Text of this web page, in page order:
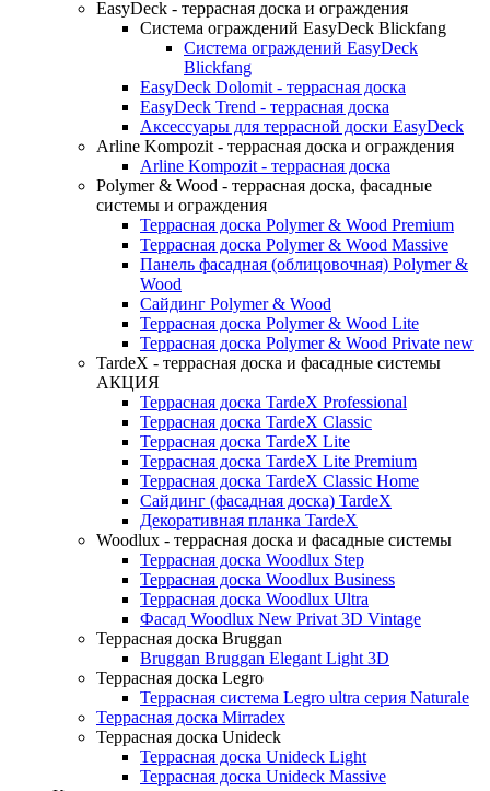
EasyDeck - террасная доска и ограждения
Система ограждений EasyDeck Blickfang
Система ограждений EasyDeck
Blickfang
EasyDeck Dolomit - террасная доска
EasyDeck Trend - террасная доска
Аксессуары для террасной доски EasyDeck
Arline Kompozit - террасная доска и ограждения
Arline Kompozit - террасная доска
Polymer & Wood - террасная доска, фасадные
системы и ограждения
Террасная доска Polymer & Wood Premium
Террасная доска Polymer & Wood Massive
Панель фасадная (облицовочная) Polymer &
Wood
Сайдинг Polymer & Wood
Террасная доска Polymer & Wood Lite
Террасная доска Polymer & Wood Private new
TardeX - террасная доска и фасадные системы
АКЦИЯ
Террасная доска TardeX Professional
Террасная доска TardeX Classic
Террасная доска TardeX Lite
Террасная доска TardeX Lite Premium
Террасная доска TardeX Classic Home
Сайдинг (фасадная доска) TardeX
Декоративная планка TardeX
Woodlux - террасная доска и фасадные системы
Террасная доска Woodlux Step
Террасная доска Woodlux Business
Террасная доска Woodlux Ultra
Фасад Woodlux New Privat 3D Vintage
Террасная доска Bruggan
Bruggan Bruggan Elegant Light 3D
Террасная доска Legro
Террасная система Legro ultra серия Naturale
Террасная доска Mirradex
Террасная доска Unideck
Террасная доска Unideck Light
Террасная доска Unideck Massive